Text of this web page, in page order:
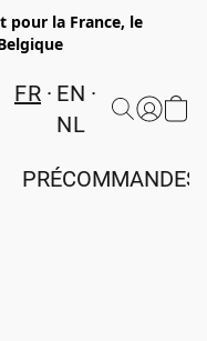
pour la France, le
FR
EN
NL
PRÉCOMMANDES